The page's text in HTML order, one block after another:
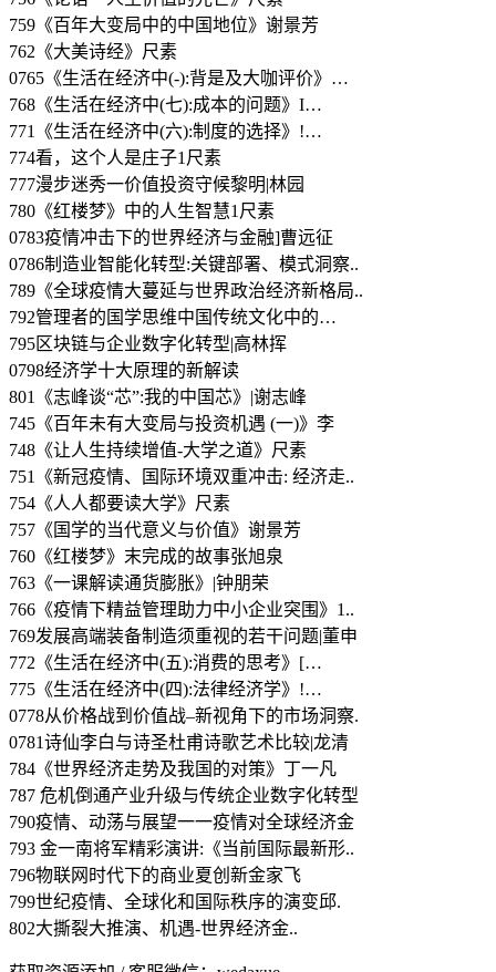
759《百年大变局中的中国地位》谢景芳
762《大美诗经》尺素
0765《生活在经济中(-):背是及大咖评价》…
768《生活在经济中(七):成本的问题》I…
771《生活在经济中(六):制度的选择》!…
774看，这个人是庄子1尺素
777漫步迷秀一价值投资守候黎明|林园
780《红楼梦》中的人生智慧1尺素
0783疫情冲击下的世界经济与金融]曹远征
0786制造业智能化转型:关键部署、模式洞察..
789《全球疫情大蔓延与世界政治经济新格局..
792管理者的国学思维中国传统文化中的…
795区块链与企业数字化转型|高林挥
0798经济学十大原理的新解读
801《志峰谈“芯”:我的中国芯》|谢志峰
745《百年未有大变局与投资机遇 (一)》李
748《让人生持续增值-大学之道》尺素
751《新冠疫情、国际环境双重冲击: 经济走..
754《人人都要读大学》尺素
757《国学的当代意义与价值》谢景芳
760《红楼梦》末完成的故事张旭泉
763《一课解读通货膨胀》|钟朋荣
766《疫情下精益管理助力中小企业突围》1..
769发展高端装备制造须重视的若干问题|董申
772《生活在经济中(五):消费的思考》[…
775《生活在经济中(四):法律经济学》!…
0778从价格战到价值战–新视角下的市场洞察.
0781诗仙李白与诗圣杜甫诗歌艺术比较|龙清
784《世界经济走势及我国的对策》丁一凡
787 危机倒通产业升级与传统企业数字化转型
790疫情、动荡与展望一一疫情对全球经济金
793 金一南将军精彩演讲:《当前国际最新形..
796物联网时代下的商业夏创新金家飞
799世纪疫情、全球化和国际秩序的演变邱.
802大撕裂大推演、机遇-世界经济金..